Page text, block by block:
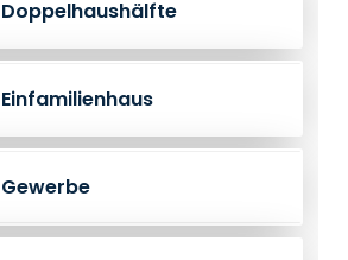
Doppelhaushälfte
Einfamilienhaus
Gewerbe